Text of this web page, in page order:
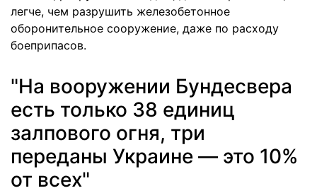
легче, чем разрушить железобетонное
оборонительное сооружение, даже по расходу
боеприпасов.
"На вооружении Бундесвера
есть только 38 единиц
залпового огня, три
переданы Украине — это 10%
от всех"